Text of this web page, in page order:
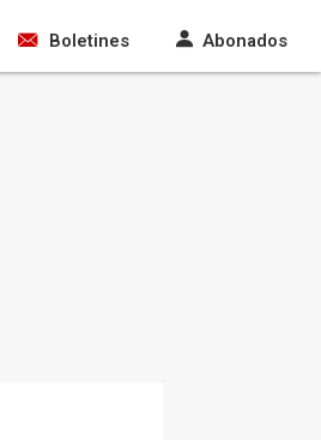
Boletines Abonados